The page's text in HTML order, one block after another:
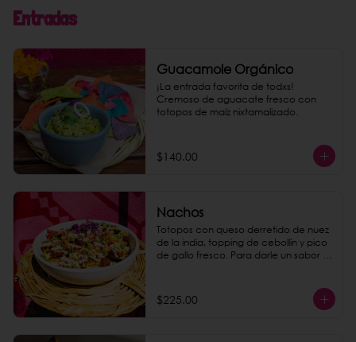
Entradas
Guacamole Orgánico
¡La entrada favorita de todxs!
Cremoso de aguacate fresco con
totopos de maíz nixtamalizado.
$140.00
Nachos
Totopos con queso derretido de nuez
de la india, topping de cebollín y pico
de gallo fresco. Para darle un sabor
$225.00